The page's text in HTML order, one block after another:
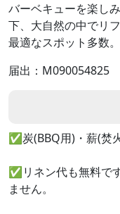
バーベキューを楽し
下、大自然の中でリ
最適なスポット多数。
届出：M090054825
✅炭(BBQ用)・薪(焚
✅リネン代も無料で
ません。